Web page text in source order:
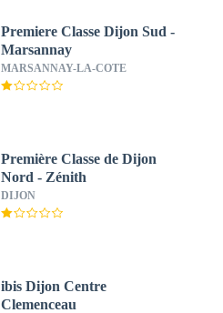
Premiere Classe Dijon Sud -
Marsannay
MARSANNAY-LA-COTE
Première Classe de Dijon
Nord - Zénith
DIJON
ibis Dijon Centre
Clemenceau